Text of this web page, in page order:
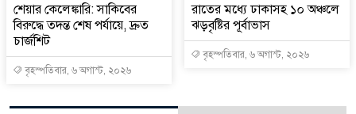
শেয়ার কেলেঙ্কারি: সাকিবের
বিরুদ্ধে তদন্ত শেষ পর্যায়ে, দ্রুত
চার্জশিট
বৃহস্পতিবার, ৬ অগাস্ট, ২০২৬
রাতের মধ্যে ঢাকাসহ ১০ অঞ্চলে
ঝড়বৃষ্টির পূর্বাভাস
বৃহস্পতিবার, ৬ অগাস্ট, ২০২৬